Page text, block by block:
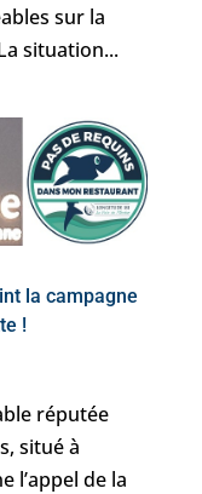
sur la
situation...
la campagne
!
réputée
situé à
l’appel de la